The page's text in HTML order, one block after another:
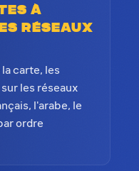
à
réseaux
la carte, les
les réseaux
l'arabe, le
ordre